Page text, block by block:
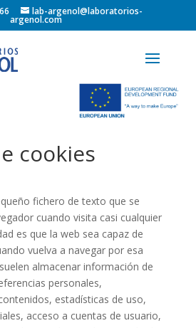
lab-argenol@laboratorios-
argenol.com
cookies
fichero de texto que se
cuando visita casi cualquier
es que la web sea capaz de
vuelva a navegar por esa
almacenar información de
personales,
estadísticas de uso,
acceso a cuentas de usuario,